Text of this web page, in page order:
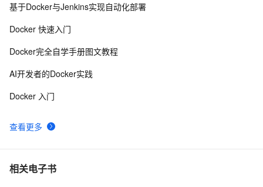
10Docker自2013年以来的用户使用量已达20亿
查看更多
基于Docker与Jenkins实现自动化部署
Docker 快速入门
Docker完全自学手册图文教程
AI开发者的Docker实践
Docker 入门
相关电子书